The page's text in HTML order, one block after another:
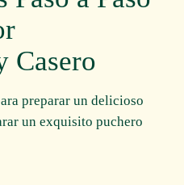
Casero
preparar un delicioso
un exquisito puchero